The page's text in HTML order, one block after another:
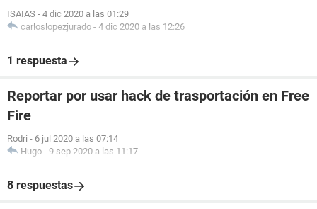
ISAIAS - 4 dic 2020 a las 01:29
carloslopezjurado - 4 dic 2020 a las 12:26
1 respuesta
Reportar por usar hack de trasportación en Free
Fire
Rodri - 6 jul 2020 a las 07:14
Hugo - 9 sep 2020 a las 11:17
8 respuestas